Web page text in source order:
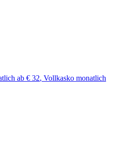
ab € 32, Vollkasko monatlich